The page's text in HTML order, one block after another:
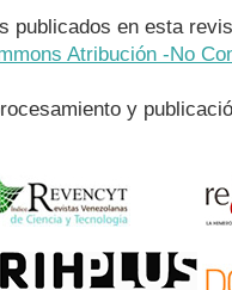
publicados en esta
Atribución -No
y